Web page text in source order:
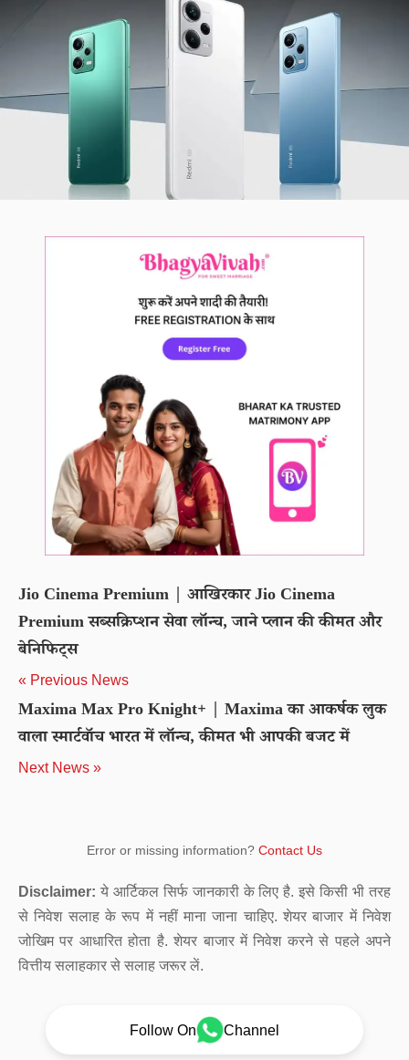
Jio Cinema Premium | आखिरकार Jio Cinema
Premium सब्सक्रिप्शन सेवा लॉन्च, जाने प्लान की कीमत और
बेनिफिट्स
« Previous News
Maxima Max Pro Knight+ | Maxima का आकर्षक लुक
वाला स्मार्टवॉच भारत में लॉन्च, कीमत भी आपकी बजट में
Next News »
Error or missing information? Contact Us
Disclaimer: ये आर्टिकल सिर्फ जानकारी के लिए है. इसे किसी भी तरह
से निवेश सलाह के रूप में नहीं माना जाना चाहिए. शेयर बाजार में निवेश
जोखिम पर आधारित होता है. शेयर बाजार में निवेश करने से पहले अपने
वित्तीय सलाहकार से सलाह जरूर लें.
Follow On Channel